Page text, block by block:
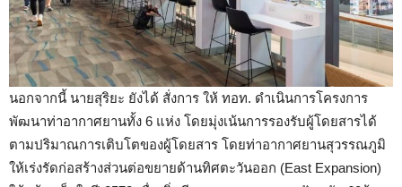
นอกจากนี้ นายสุริยะ ยังได้ สั่งการ ให้ ทอท. ดำเนินการโครงการ
พัฒนาท่าอากาศยานทั้ง 6 แห่ง โดยมุ่งเน้นการรองรับผู้โดยสารได้
ตามปริมาณการเติบโตของผู้โดยสาร โดยท่าอากาศยานสุวรรณภูมิ
ให้เร่งรัดก่อสร้างส่วนต่อขยายด้านทิศตะวันออก (East Expansion)